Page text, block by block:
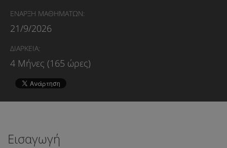
ΕΝΑΡΞΗ ΜΑΘΗΜΑΤΩΝ:
21/9/2026
ΔΙΑΡΚΕΙΑ:
4 Μήνες (165 ώρες)
Εισαγωγή